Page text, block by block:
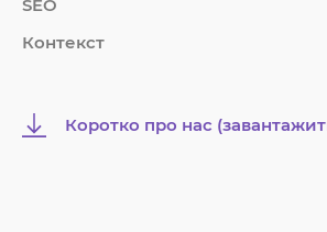
SEO
Контекст
Коротко про нас